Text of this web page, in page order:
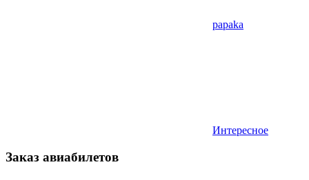
papaka
Интересное
Заказ авиабилетов